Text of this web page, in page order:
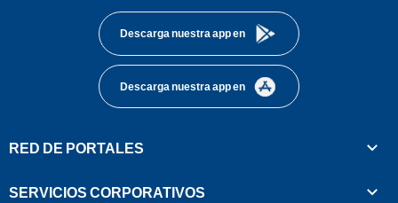
Descarga nuestra app en
Descarga nuestra app en
RED DE PORTALES
SERVICIOS CORPORATIVOS